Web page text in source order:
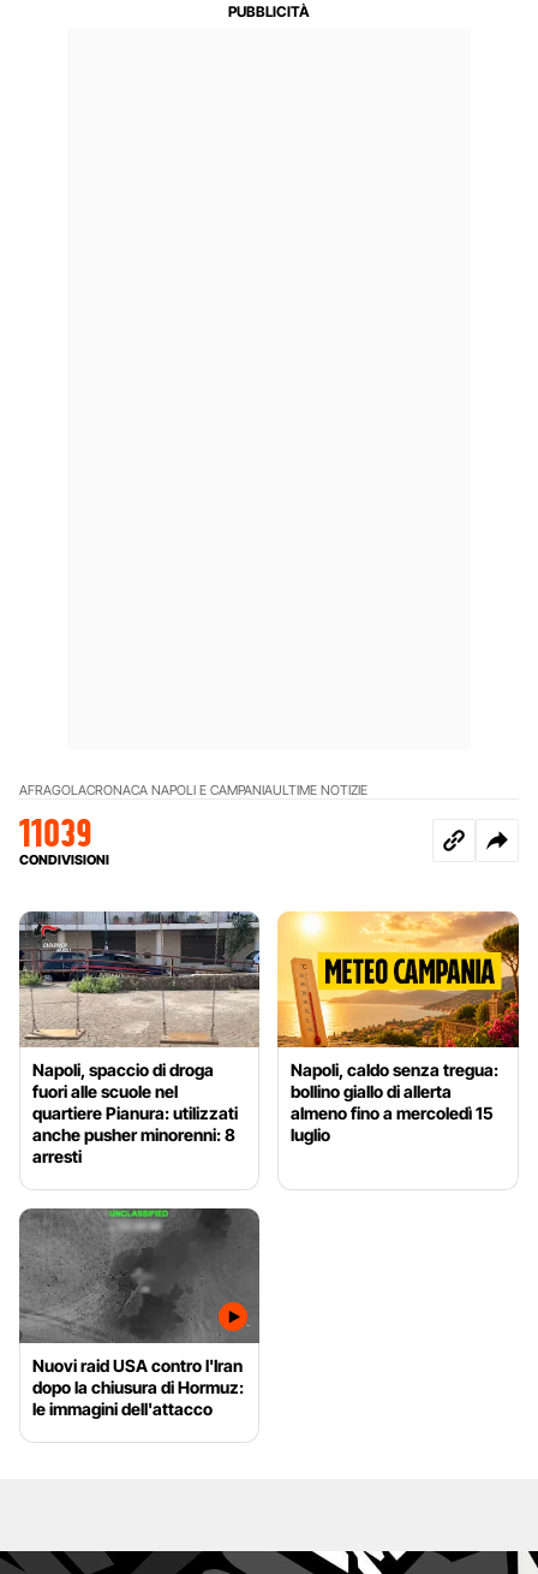
AFRAGOLACRONACA NAPOLI E CAMPANIAULTIME NOTIZIE
11039
CONDIVISIONI
Napoli, spaccio di droga
fuori alle scuole nel
quartiere Pianura: utilizzati
anche pusher minorenni: 8
arresti
Napoli, caldo senza tregua:
bollino giallo di allerta
almeno fino a mercoledì 15
luglio
Nuovi raid USA contro l'Iran
dopo la chiusura di Hormuz:
le immagini dell'attacco